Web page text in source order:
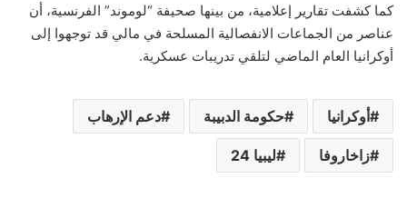
كما كشفت تقارير إعلامية، من بينها صحيفة “لوموند” الفرنسية، أن
عناصر من الجماعات الانفصالية المسلحة في مالي قد توجهوا إلى
أوكرانيا العام الماضي لتلقي تدريبات عسكرية.
أوكرانيا حكومة الدبيبة دعم الإرهاب
زاخاروفا ليبيا 24